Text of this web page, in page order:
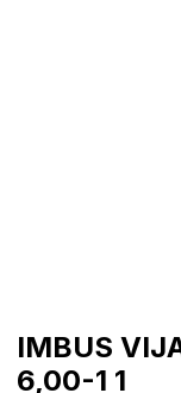
IMBUS
6,00-1 1